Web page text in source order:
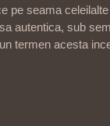
pe seama
autentica, sub
termen acesta